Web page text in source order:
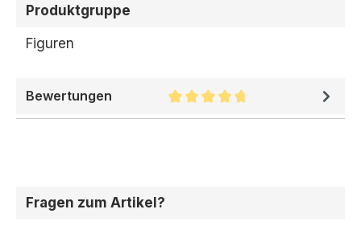
Produktgruppe
Figuren
Bewertungen
Durchschnittliche Bewertung
Fragen zum Artikel?